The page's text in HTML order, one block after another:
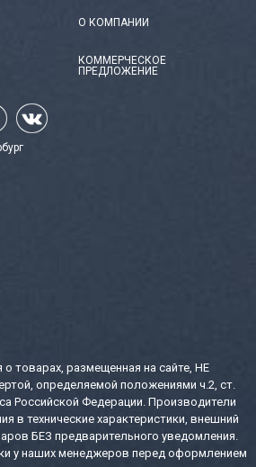
О КОМПАНИИ
КОММЕРЧЕСКОЕ
ПРЕДЛОЖЕНИЕ
размещенная на сайте, НЕ
определяемой положениями ч.2, ст.
Российской Федерации. Производители
в технические характеристики, внешний
БЕЗ предварительного уведомления.
у наших менеджеров перед оформлением